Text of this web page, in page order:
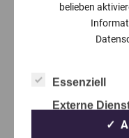
belieben
Essenziell
Externe
✓